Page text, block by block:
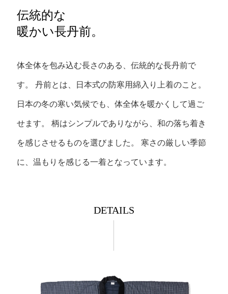
伝統的な
暖かい長丹前。
体全体を包み込む長さのある、伝統的な長丹前で
す。 丹前とは、日本式の防寒用綿入り上着のこと。
日本の冬の寒い気候でも、体全体を暖かくして過ご
せます。 柄はシンプルでありながら、和の落ち着き
を感じさせるものを選びました。 寒さの厳しい季節
に、温もりを感じる一着となっています。
DETAILS